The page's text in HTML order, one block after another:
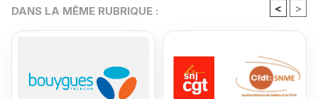
DANS LA MÊME RUBRIQUE : < >